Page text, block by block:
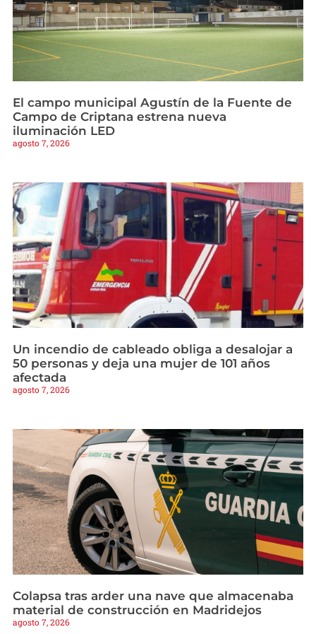
El campo municipal Agustín de la Fuente de
Campo de Criptana estrena nueva
iluminación LED
agosto 7, 2026
Un incendio de cableado obliga a desalojar a
50 personas y deja una mujer de 101 años
afectada
agosto 7, 2026
Colapsa tras arder una nave que almacenaba
material de construcción en Madridejos
agosto 7, 2026